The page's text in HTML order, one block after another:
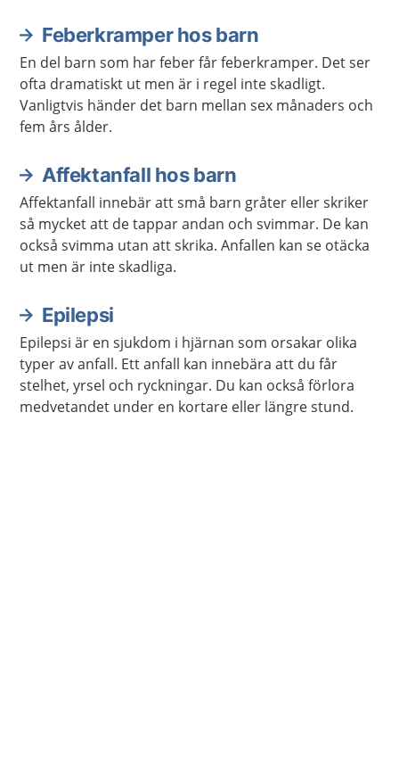
Aktuella artiklar
Feberkramper hos barn
En del barn som har feber får feberkramper. Det ser
ofta dramatiskt ut men är i regel inte skadligt.
Vanligtvis händer det barn mellan sex månaders och
fem års ålder.
Affektanfall hos barn
Affektanfall innebär att små barn gråter eller skriker
så mycket att de tappar andan och svimmar. De kan
också svimma utan att skrika. Anfallen kan se otäcka
ut men är inte skadliga.
Epilepsi
Epilepsi är en sjukdom i hjärnan som orsakar olika
typer av anfall. Ett anfall kan innebära att du får
stelhet, yrsel och ryckningar. Du kan också förlora
medvetandet under en kortare eller längre stund.